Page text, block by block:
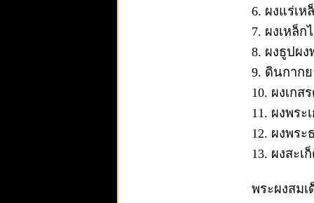
6. ผงแร่เห
7. ผงเหล็
8. ผงธูปผ
9. ดินกาก
10. ผงเก
11. ผงพร
12. ผงพร
13. ผงสะ
พระผงสม